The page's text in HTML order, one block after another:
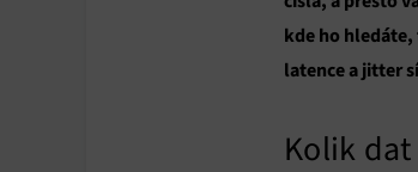
kde ho
latence a jitter
Kolik